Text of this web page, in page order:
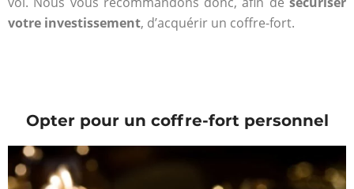
votre investissement, d’acquérir un coffre-fort.
Opter pour un coffre-fort personnel